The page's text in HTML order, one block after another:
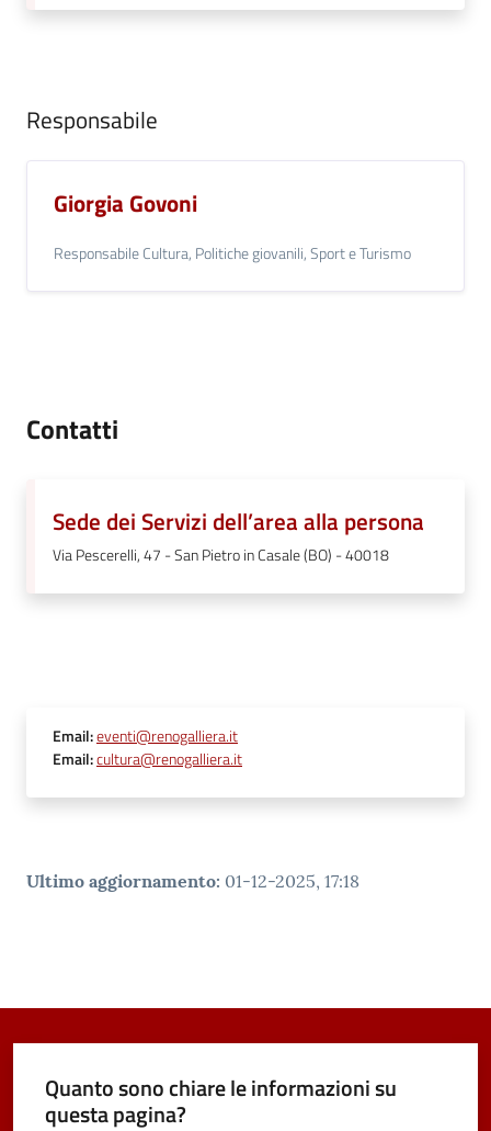
Responsabile
Giorgia Govoni
Responsabile Cultura, Politiche giovanili, Sport e Turismo
Contatti
Sede dei Servizi dell’area alla persona
Via Pescerelli, 47 - San Pietro in Casale (BO) - 40018
Email:eventi@renogalliera.it
Email:cultura@renogalliera.it
Ultimo aggiornamento: 01-12-2025, 17:18
Quanto sono chiare le informazioni su
questa pagina?